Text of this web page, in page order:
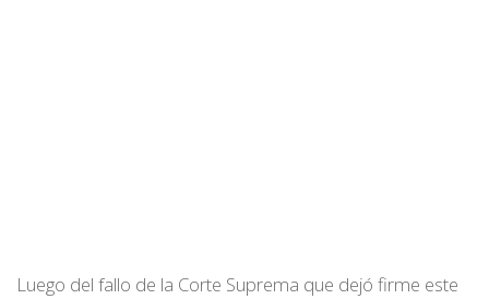
Luego del fallo de la Corte Suprema que dejó firme este